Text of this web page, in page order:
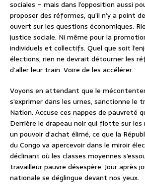
sociales – mais dans l’opposition aussi
proposer des réformes, qu’il n’y a point
ouvert sur les questions économiques.
justice sociale. Ni même pour la
individuels et collectifs. Quel que soit
élections, rien ne devrait détourner les
d’aller leur train. Voire de les accélérer.
Voyons en attendant que le
s’exprimer dans les urnes, sanctionne le
Nation. Accuse ces nappes de pauvreté
Derrière le drapeau noir qui flotte sur
un pouvoir d’achat élimé, ce que la
du Congo va apercevoir dans le miroir
déclinant où les classes moyennes
travailleur pauvre désespère. Jour après
nationale se déglingue devant nos yeux.